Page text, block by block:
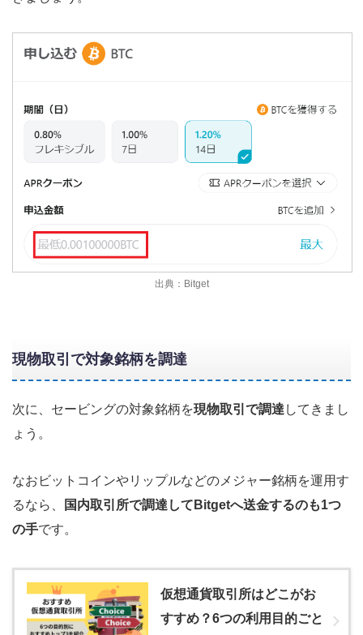
出典：Bitget
現物取引で対象銘柄を調達
次に、セービングの対象銘柄を現物取引で調達 してきまし
ょう。
なおビットコインやリップルなどのメジャー銘柄を運用す
るなら、
国内取引所で調達してBitgetへ送金するのも1つ
の手です。
仮想通貨取引所はどこがお
すすめ？6つの利用目的ごと